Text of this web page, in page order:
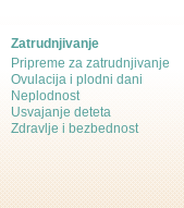
Zatrudnjivanje
Pripreme za zatrudnjivanje
Ovulacija i plodni dani
Neplodnost
Usvajanje deteta
Zdravlje i bezbednost